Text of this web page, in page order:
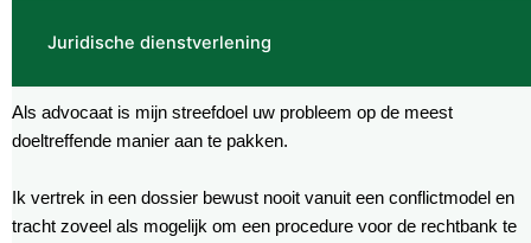
Juridische dienstverlening
Als advocaat is mijn streefdoel uw probleem op de meest
doeltreffende manier aan te pakken.
Ik vertrek in een dossier bewust nooit vanuit een conflictmodel en
tracht zoveel als mogelijk om een procedure voor de rechtbank te